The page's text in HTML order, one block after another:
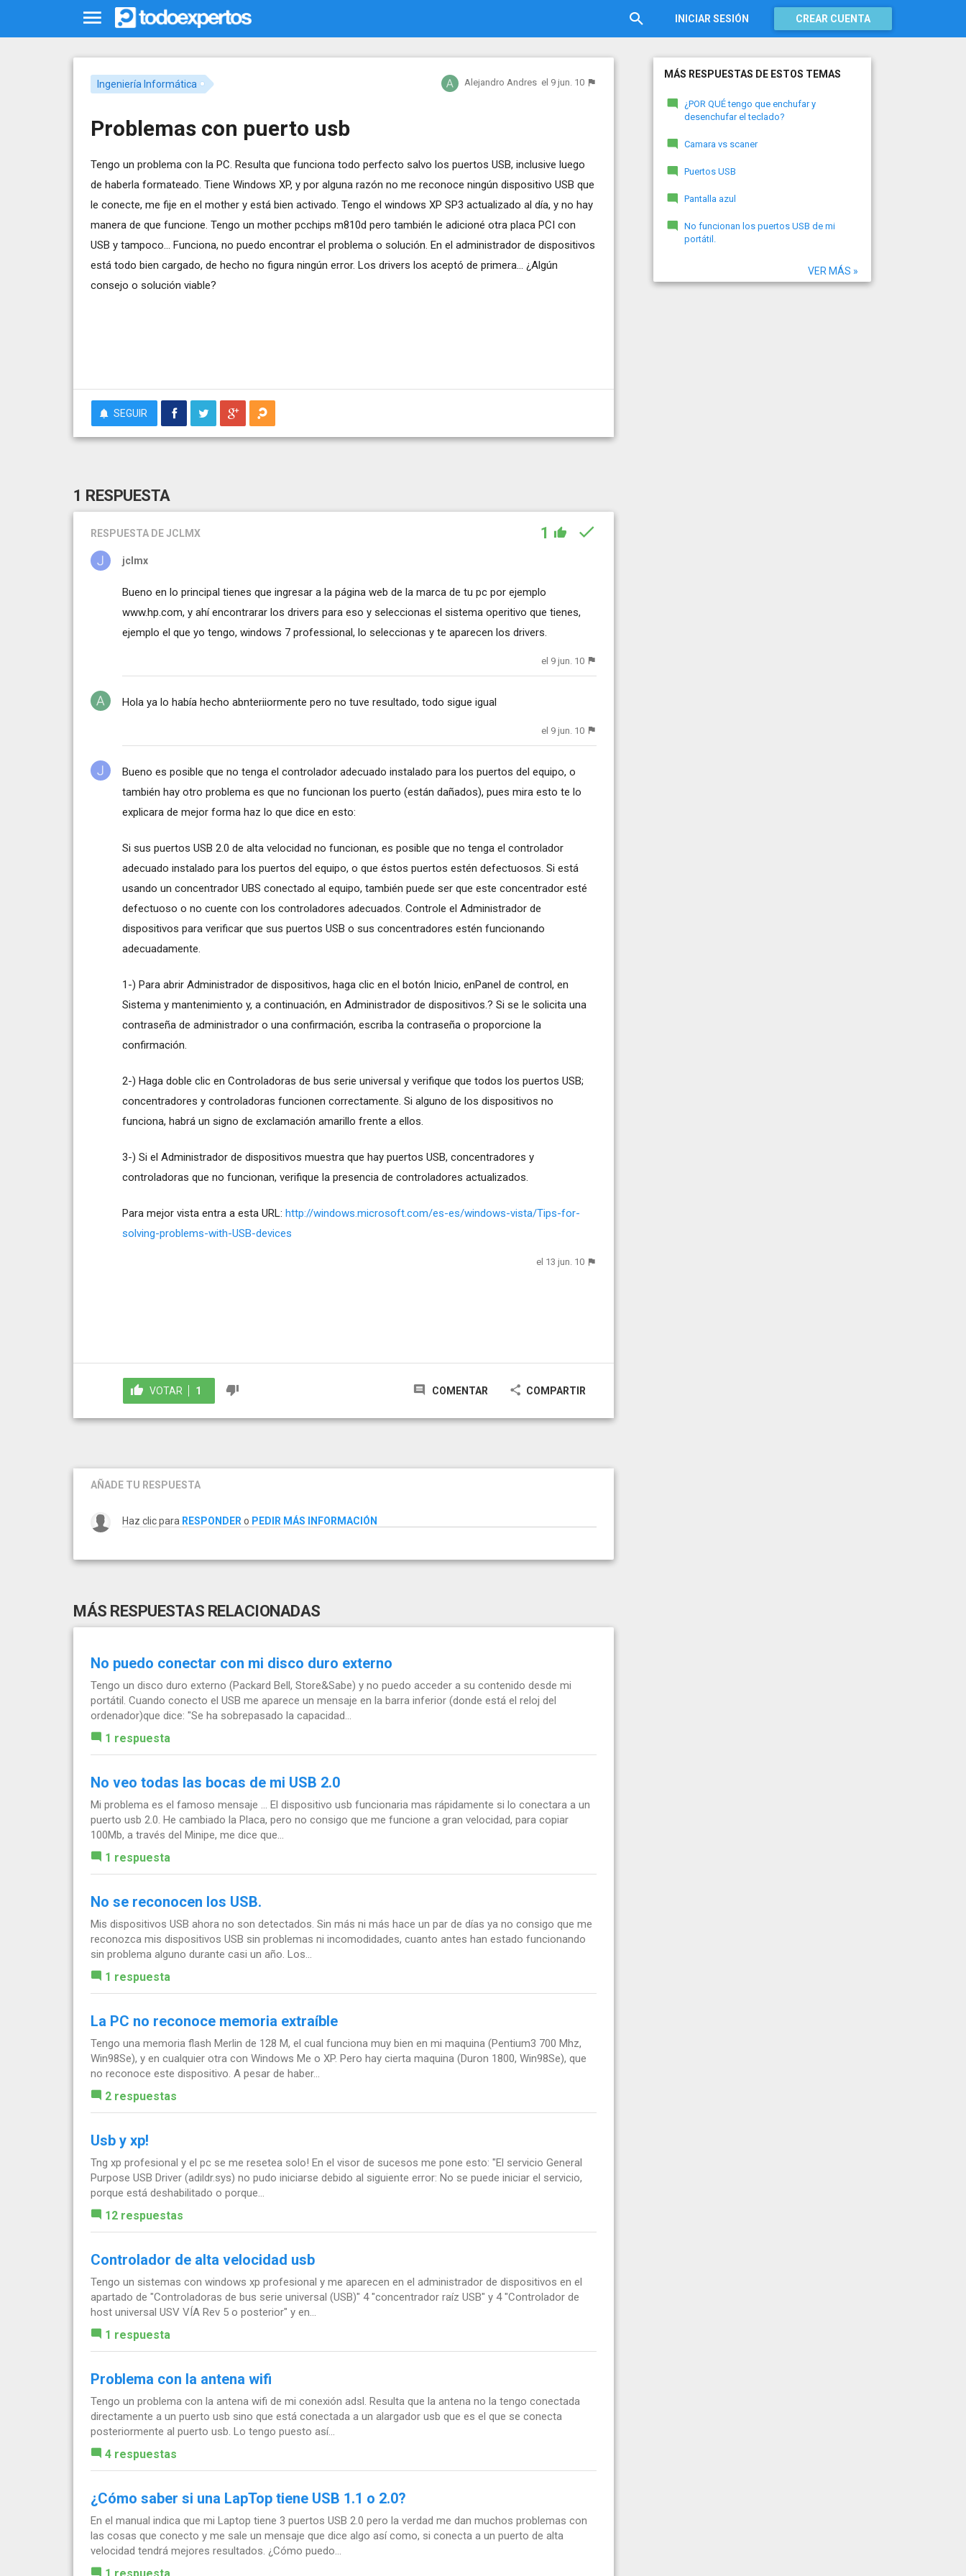
INICIAR SESIÓN CREAR CUENTA
Ingeniería Informática Alejandro Andres el 9 jun. 10
Problemas con puerto usb
Tengo un problema con la PC. Resulta que funciona todo perfecto salvo los puertos USB, inclusive luego
de haberla formateado. Tiene Windows XP, y por alguna razón no me reconoce ningún dispositivo USB que
le conecte, me fije en el mother y está bien activado. Tengo el windows XP SP3 actualizado al día, y no hay
manera de que funcione. Tengo un mother pcchips m810d pero también le adicioné otra placa PCI con
USB y tampoco... Funciona, no puedo encontrar el problema o solución. En el administrador de dispositivos
está todo bien cargado, de hecho no figura ningún error. Los drivers los aceptó de primera... ¿Algún
consejo o solución viable?
SEGUIR
1 RESPUESTA
RESPUESTA DE JCLMX 1
jclmx
Bueno en lo principal tienes que ingresar a la página web de la marca de tu pc por ejemplo
www.hp.com, y ahí encontrarar los drivers para eso y seleccionas el sistema operitivo que tienes,
ejemplo el que yo tengo, windows 7 professional, lo seleccionas y te aparecen los drivers.
el 9 jun. 10
Hola ya lo había hecho abnteriiormente pero no tuve resultado, todo sigue igual
el 9 jun. 10
Bueno es posible que no tenga el controlador adecuado instalado para los puertos del equipo, o
también hay otro problema es que no funcionan los puerto (están dañados), pues mira esto te lo
explicara de mejor forma haz lo que dice en esto:
Si sus puertos USB 2.0 de alta velocidad no funcionan, es posible que no tenga el controlador
adecuado instalado para los puertos del equipo, o que éstos puertos estén defectuosos. Si está
usando un concentrador UBS conectado al equipo, también puede ser que este concentrador esté
defectuoso o no cuente con los controladores adecuados. Controle el Administrador de
dispositivos para verificar que sus puertos USB o sus concentradores estén funcionando
adecuadamente.
1-) Para abrir Administrador de dispositivos, haga clic en el botón Inicio, enPanel de control, en
Sistema y mantenimiento y, a continuación, en Administrador de dispositivos.? Si se le solicita una
contraseña de administrador o una confirmación, escriba la contraseña o proporcione la
confirmación.
2-) Haga doble clic en Controladoras de bus serie universal y verifique que todos los puertos USB;
concentradores y controladoras funcionen correctamente. Si alguno de los dispositivos no
funciona, habrá un signo de exclamación amarillo frente a ellos.
3-) Si el Administrador de dispositivos muestra que hay puertos USB, concentradores y
controladoras que no funcionan, verifique la presencia de controladores actualizados.
Para mejor vista entra a esta URL: http://windows.microsoft.com/es-es/windows-vista/Tips-for-
solving-problems-with-USB-devices
el 13 jun. 10
VOTAR 1 COMENTAR COMPARTIR
AÑADE TU RESPUESTA
Haz clic para RESPONDER o PEDIR MÁS INFORMACIÓN
MÁS RESPUESTAS RELACIONADAS
No puedo conectar con mi disco duro externo
Tengo un disco duro externo (Packard Bell, Store&Sabe) y no puedo acceder a su contenido desde mi
portátil. Cuando conecto el USB me aparece un mensaje en la barra inferior (donde está el reloj del
ordenador)que dice: "Se ha sobrepasado la capacidad...
1 respuesta
No veo todas las bocas de mi USB 2.0
Mi problema es el famoso mensaje ... El dispositivo usb funcionaria mas rápidamente si lo conectara a un
puerto usb 2.0. He cambiado la Placa, pero no consigo que me funcione a gran velocidad, para copiar
100Mb, a través del Minipe, me dice que...
1 respuesta
No se reconocen los USB.
Mis dispositivos USB ahora no son detectados. Sin más ni más hace un par de días ya no consigo que me
reconozca mis dispositivos USB sin problemas ni incomodidades, cuanto antes han estado funcionando
sin problema alguno durante casi un año. Los...
1 respuesta
La PC no reconoce memoria extraíble
Tengo una memoria flash Merlin de 128 M, el cual funciona muy bien en mi maquina (Pentium3 700 Mhz,
Win98Se), y en cualquier otra con Windows Me o XP. Pero hay cierta maquina (Duron 1800, Win98Se), que
no reconoce este dispositivo. A pesar de haber...
2 respuestas
Usb y xp!
Tng xp profesional y el pc se me resetea solo! En el visor de sucesos me pone esto: "El servicio General
Purpose USB Driver (adildr.sys) no pudo iniciarse debido al siguiente error: No se puede iniciar el servicio,
porque está deshabilitado o porque...
12 respuestas
Controlador de alta velocidad usb
Tengo un sistemas con windows xp profesional y me aparecen en el administrador de dispositivos en el
apartado de "Controladoras de bus serie universal (USB)" 4 "concentrador raíz USB" y 4 "Controlador de
host universal USV VÍA Rev 5 o posterior" y en...
1 respuesta
Problema con la antena wifi
Tengo un problema con la antena wifi de mi conexión adsl. Resulta que la antena no la tengo conectada
directamente a un puerto usb sino que está conectada a un alargador usb que es el que se conecta
posteriormente al puerto usb. Lo tengo puesto así...
4 respuestas
¿Cómo saber si una LapTop tiene USB 1.1 o 2.0?
En el manual indica que mi Laptop tiene 3 puertos USB 2.0 pero la verdad me dan muchos problemas con
las cosas que conecto y me sale un mensaje que dice algo así como, si conecta a un puerto de alta
velocidad tendrá mejores resultados. ¿Cómo puedo...
1 respuesta
MÁS RESPUESTAS DE ESTOS TEMAS
¿POR QUÉ tengo que enchufar y
desenchufar el teclado?
Camara vs scaner
Puertos USB
Pantalla azul
No funcionan los puertos USB de mi
portátil.
VER MÁS »